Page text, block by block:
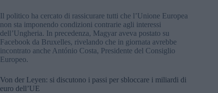
Il politico ha cercato di rassicurare tutti che l’Unione Europea
non sta imponendo condizioni contrarie agli interessi
dell’Ungheria. In precedenza, Magyar aveva postato su
Facebook da Bruxelles, rivelando che in giornata avrebbe
incontrato anche António Costa, Presidente del Consiglio
Europeo.
Von der Leyen: si discutono i passi per sbloccare i miliardi di
euro dell’UE